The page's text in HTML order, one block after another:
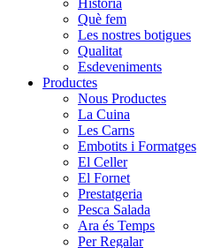
Història
Què fem
Les nostres botigues
Qualitat
Esdeveniments
Productes
Nous Productes
La Cuina
Les Carns
Embotits i Formatges
El Celler
El Fornet
Prestatgeria
Pesca Salada
Ara és Temps
Per Regalar